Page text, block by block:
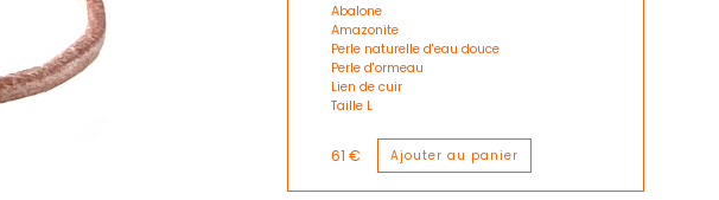
Abalone
Amazonite
Perle naturelle d'eau douce
Perle d'ormeau
Lien de cuir
Taille L
61 €